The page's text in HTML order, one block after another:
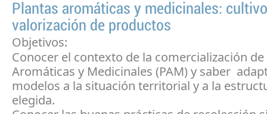
Plantas aromáticas y medicinales:
valorización de productos
Objetivos:
Conocer el contexto de la comercialización de
Aromáticas y Medicinales (PAM) y saber
modelos a la situación territorial y a la
elegida.